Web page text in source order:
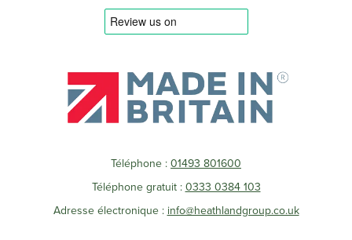
Téléphone : 01493 801600
Téléphone gratuit : 0333 0384 103
Adresse électronique : info@heathlandgroup.co.uk